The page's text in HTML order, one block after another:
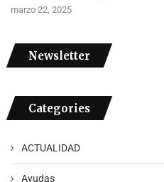
marzo 22, 2025
Newsletter
Categories
ACTUALIDAD
Ayudas